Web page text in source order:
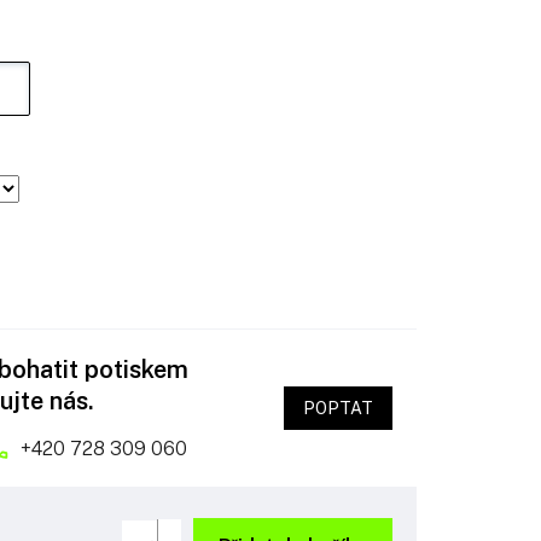
potiskem
nás.
+420 728 309 060
POPTAT